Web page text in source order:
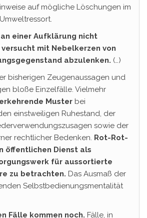
auf mögliche Löschungen im
einer Aufklärung nicht
mit Nebelkerzen von
abzulenken. (…)
bisherigen Zeugenaussagen und
bloße Einzelfälle. Vielmehr
Muster bei
einstweiligen Ruhestand, der
sowie der
rechtlicher Bedenken. Rot-Rot-
öffentlichen Dienst als
für aussortierte
zu betrachten. Das Ausmaß der
Selbstbedienungsmentalität
Fälle kommen noch. Fälle, in